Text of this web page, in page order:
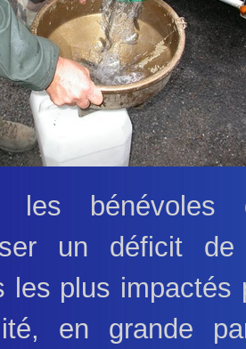
les bénévoles
un déficit
les plus impactés
en grande